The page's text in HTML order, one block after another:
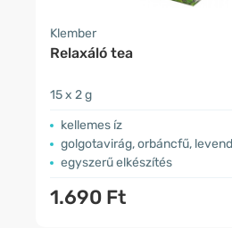
Klember
Relaxáló tea
15 x 2 g
kellemes íz
golgotavirág, orbáncfű,
egyszerű elkészítés
1.690 Ft